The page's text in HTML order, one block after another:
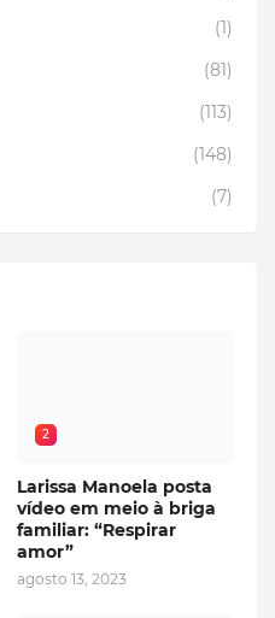
(1)
(81)
(113)
(148)
(7)
2
Larissa Manoela posta
vídeo em meio à briga
familiar: “Respirar
amor”
agosto 13, 2023